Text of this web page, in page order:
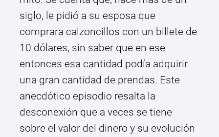
siglo, le pidió a su esposa que
comprara calzoncillos con un billete de
10 dólares, sin saber que en ese
entonces esa cantidad podía adquirir
una gran cantidad de prendas. Este
anecdótico episodio resalta la
desconexión que a veces se tiene
sobre el valor del dinero y su evolución